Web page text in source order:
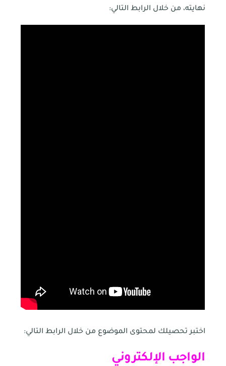
نهايته، من خلال الرابط التالي:
اختبر تحصيلك لمحتوى الموضوع من خلال الرابط التالي:
الواجب الإلكتروني